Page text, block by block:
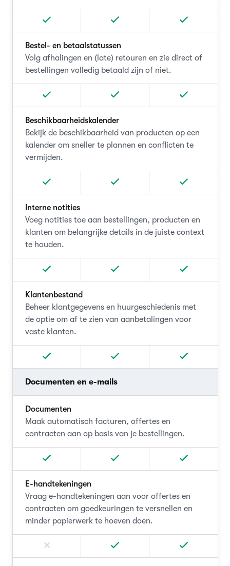
Bestel- en betaalstatussen
Volg afhalingen en (late) retouren en zie direct of
bestellingen volledig betaald zijn of niet.
Beschikbaarheidskalender
Bekijk de beschikbaarheid van producten op een
kalender om sneller te plannen en conflicten te
vermijden.
Interne notities
Voeg notities toe aan bestellingen, producten en
klanten om belangrijke details in de juiste context
te houden.
Klantenbestand
Beheer klantgegevens en huurgeschiedenis met
de optie om af te zien van aanbetalingen voor
vaste klanten.
Documenten en e-mails
Documenten
Maak automatisch facturen, offertes en
contracten aan op basis van je bestellingen.
E-handtekeningen
Vraag e-handtekeningen aan voor offertes en
contracten om goedkeuringen te versnellen en
minder papierwerk te hoeven doen.